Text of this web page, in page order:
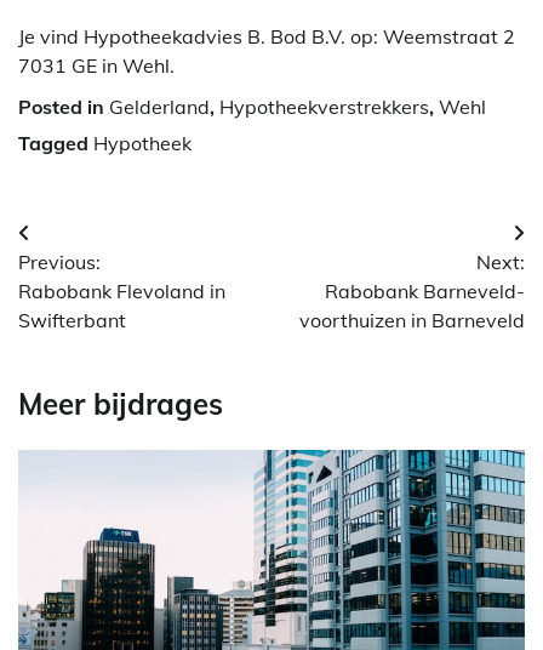
Je vind Hypotheekadvies B. Bod B.V. op: Weemstraat 2
7031 GE in Wehl.
Posted in Gelderland, Hypotheekverstrekkers, Wehl
Tagged Hypotheek
Berichtnavigatie
Previous:
Rabobank Flevoland in
Swifterbant
Next:
Rabobank Barneveld-
voorthuizen in Barneveld
Meer bijdrages